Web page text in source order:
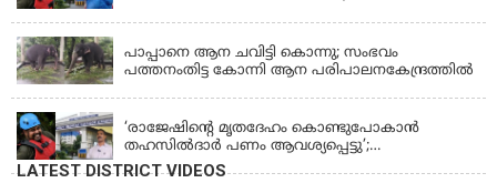
പാപ്പാനെ ആന ചവിട്ടി കൊന്നു; സംഭവം
പത്തനംതിട്ട കോന്നി ആന പരിപാലനകേന്ദ്രത്തിൽ
‘രാജേഷിന്‍റെ മൃതദേഹം കൊണ്ടുപോകാന്‍
തഹസില്‍ദാര്‍ പണം ആവശ്യപ്പെട്ടു’;
ഗുരുതരആരോപണം
LATEST DISTRICT VIDEOS